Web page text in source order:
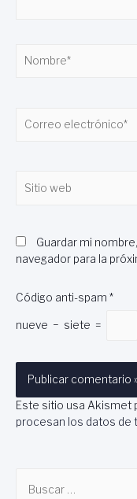
electrónico*
web
Guardar mi
navegador para la
Código anti-spam *
nueve − siete =
Este sitio usa Akismet
procesan los datos de